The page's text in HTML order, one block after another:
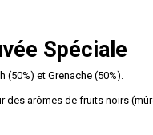
Spéciale
(50%) et Grenache (50%).
des arômes de fruits noirs